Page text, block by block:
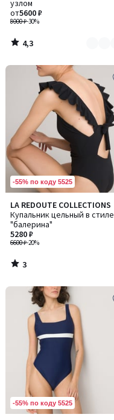
узлом
8000 ₽-30%
от5600 ₽
2
4,3
/
-55% по коду 5525
LA REDOUTE COLLECTIONS
Купальник цельный в стиле
"балерина"
6600 ₽-20%
5280 ₽
3
/
5
3
/
-55% по коду 5525